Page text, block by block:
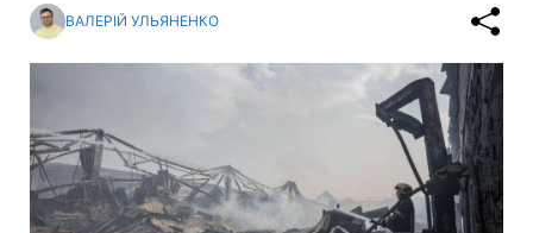
ВАЛЕРІЙ УЛЬЯНЕНКО